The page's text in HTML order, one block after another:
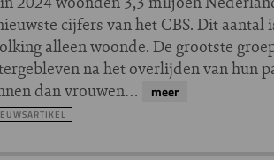
cijfers van het CBS. Dit
alleen woonde. De grootste
na het overlijden van hun
dan vrouwen…
meer